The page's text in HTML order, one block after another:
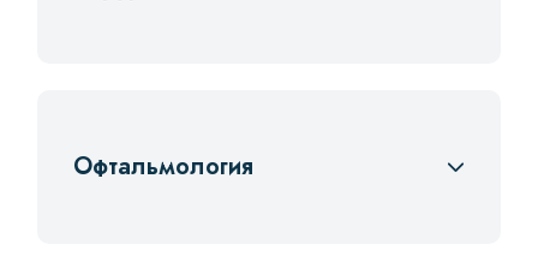
Офтальмология